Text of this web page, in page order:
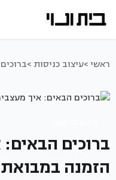
ראשי >עיצוב כניסות >
ברוכים
הזמנה